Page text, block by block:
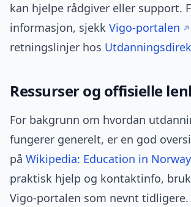
kan hjelpe rådgiver eller support.
informasjon, sjekk Vigo-portalen
retningslinjer hos
Ressurser og offisielle
For bakgrunn om hvordan
fungerer generelt, er en god
på Wikipedia: Education in Norway
praktisk hjelp og kontaktinfo,
Vigo-portalen som nevnt tidligere.